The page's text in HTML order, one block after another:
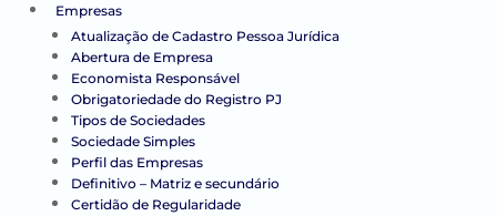
Empresas
Atualização de Cadastro Pessoa Jurídica
Abertura de Empresa
Economista Responsável
Obrigatoriedade do Registro PJ
Tipos de Sociedades
Sociedade Simples
Perfil das Empresas
Definitivo – Matriz e secundário
Certidão de Regularidade